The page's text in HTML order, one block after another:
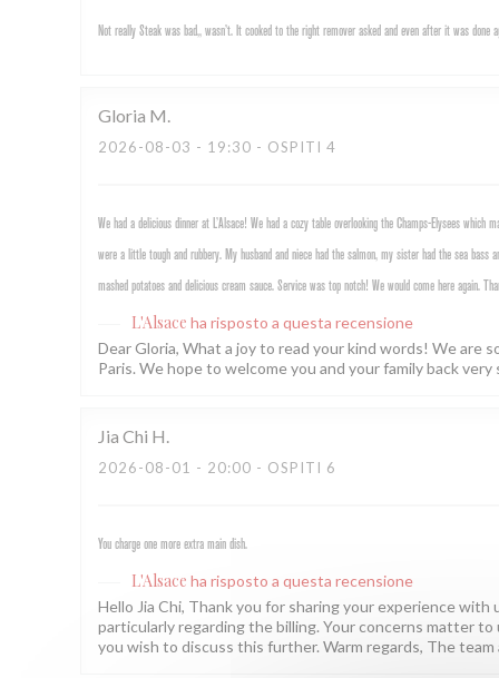
Not really Steak was bad,, wasn’t. It cooked to the right remover asked and even after it was
Gloria M
2026-08-03 - 19:30 - OSPITI 4
We had a delicious dinner at L’Alsace! We had a cozy table overlooking the Champs-Elysees
were a little tough and rubbery. My husband and niece had the salmon, my sister had the sea
mashed potatoes and delicious cream sauce. Service was top notch! We would come here again.
L'Alsace ha risposto a questa recensione
Dear Gloria, What a joy to read your kind words! We are
Paris. We hope to welcome you and your family back
Jia Chi H
2026-08-01 - 20:00 - OSPITI 6
You charge one more extra main dish.
L'Alsace ha risposto a questa recensione
Hello Jia Chi, Thank you for sharing your experience
particularly regarding the billing. Your concerns matter
you wish to discuss this further. Warm regards, The team